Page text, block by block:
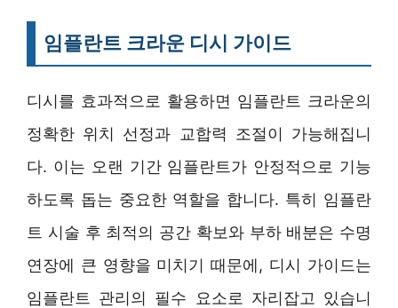
임플란트 크라운 디시 가이드
디시를 효과적으로 활용하면 임플란트 크라운의
정확한 위치 선정과 교합력 조절이 가능해집니
다. 이는 오랜 기간 임플란트가 안정적으로 기능
하도록 돕는 중요한 역할을 합니다. 특히 임플란
트 시술 후 최적의 공간 확보와 부하 배분은 수명
연장에 큰 영향을 미치기 때문에, 디시 가이드는
임플란트 관리의 필수 요소로 자리잡고 있습니